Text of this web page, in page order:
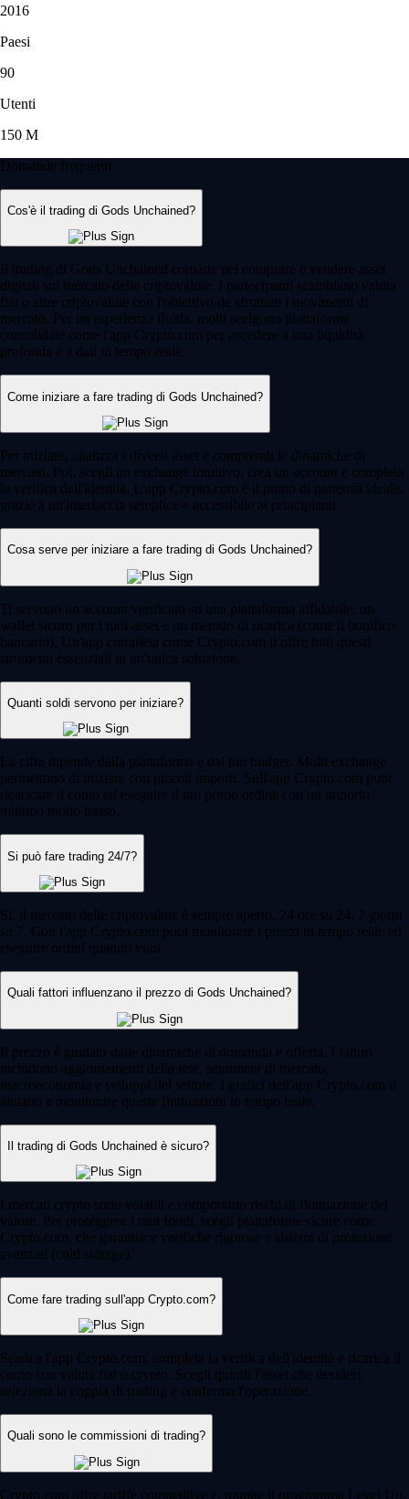
2016
Paesi
90
Utenti
150 M
Domande frequenti
Cos'è il trading di Gods Unchained?
Il trading di Gods Unchained consiste nel comprare e vendere asset
digitali sul mercato delle criptovalute. I partecipanti scambiano valuta
fiat o altre criptovalute con l'obiettivo de sfruttare i movimenti di
mercato. Per un'esperienza fluida, molti scelgono piattaforme
consolidate come l'app Crypto.com per accedere a una liquidità
profonda e a dati in tempo reale.
Come iniziare a fare trading di Gods Unchained?
Per iniziare, analizza i diversi asset e comprendi le dinamiche di
mercato. Poi, scegli un exchange intuitivo, crea un account e completa
la verifica dell'identità. L'app Crypto.com è il punto di partenza ideale,
grazie a un'interfaccia semplice e accessibile ai principianti.
Cosa serve per iniziare a fare trading di Gods Unchained?
Ti servono un account verificato su una piattaforma affidabile, un
wallet sicuro per i tuoi asset e un metodo di ricarica (come il bonifico
bancario). Un'app completa come Crypto.com ti offre tutti questi
strumenti essenziali in un'unica soluzione.
Quanti soldi servono per iniziare?
La cifra dipende dalla piattaforma e dal tuo budget. Molti exchange
permettono di iniziare con piccoli importi. Sull'app Crypto.com puoi
ricaricare il conto ed eseguire il tuo primo ordine con un importo
minimo molto basso.
Si può fare trading 24/7?
Sì, il mercato delle criptovalute è sempre aperto, 24 ore su 24, 7 giorni
su 7. Con l'app Crypto.com puoi monitorare i prezzi in tempo reale ed
eseguire ordini quando vuoi.
Quali fattori influenzano il prezzo di Gods Unchained?
Il prezzo è guidato dalle dinamiche di domanda e offerta. I fattori
includono aggiornamenti della rete, sentiment di mercato,
macroeconomia e sviluppi del settore. I grafici dell'app Crypto.com ti
aiutano a monitorare queste fluttuazioni in tempo reale.
Il trading di Gods Unchained è sicuro?
I mercati crypto sono volatili e comportano rischi di fluttuazione del
valore. Per proteggere i tuoi fondi, scegli piattaforme sicure come
Crypto.com, che garantisce verifiche rigorose e sistemi di protezione
avanzati (cold storage).
Come fare trading sull'app Crypto.com?
Scarica l'app Crypto.com, completa la verifica dell'identità e ricarica il
conto con valuta fiat o crypto. Scegli quindi l'asset che desideri,
seleziona la coppia di trading e conferma l'operazione.
Quali sono le commissioni di trading?
Crypto.com offre tariffe competitive e, tramite il programma Level Up,